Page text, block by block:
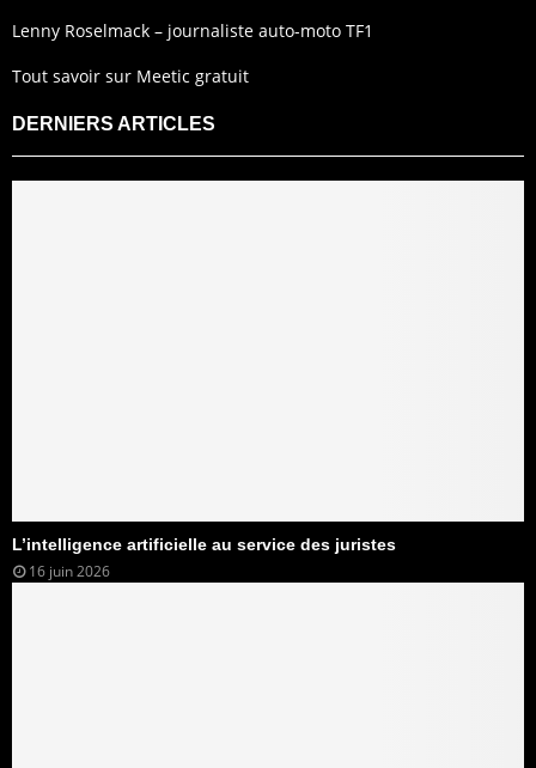
Lenny Roselmack – journaliste auto-moto TF1
Tout savoir sur Meetic gratuit
DERNIERS ARTICLES
L’intelligence artificielle au service des juristes
16 juin 2026